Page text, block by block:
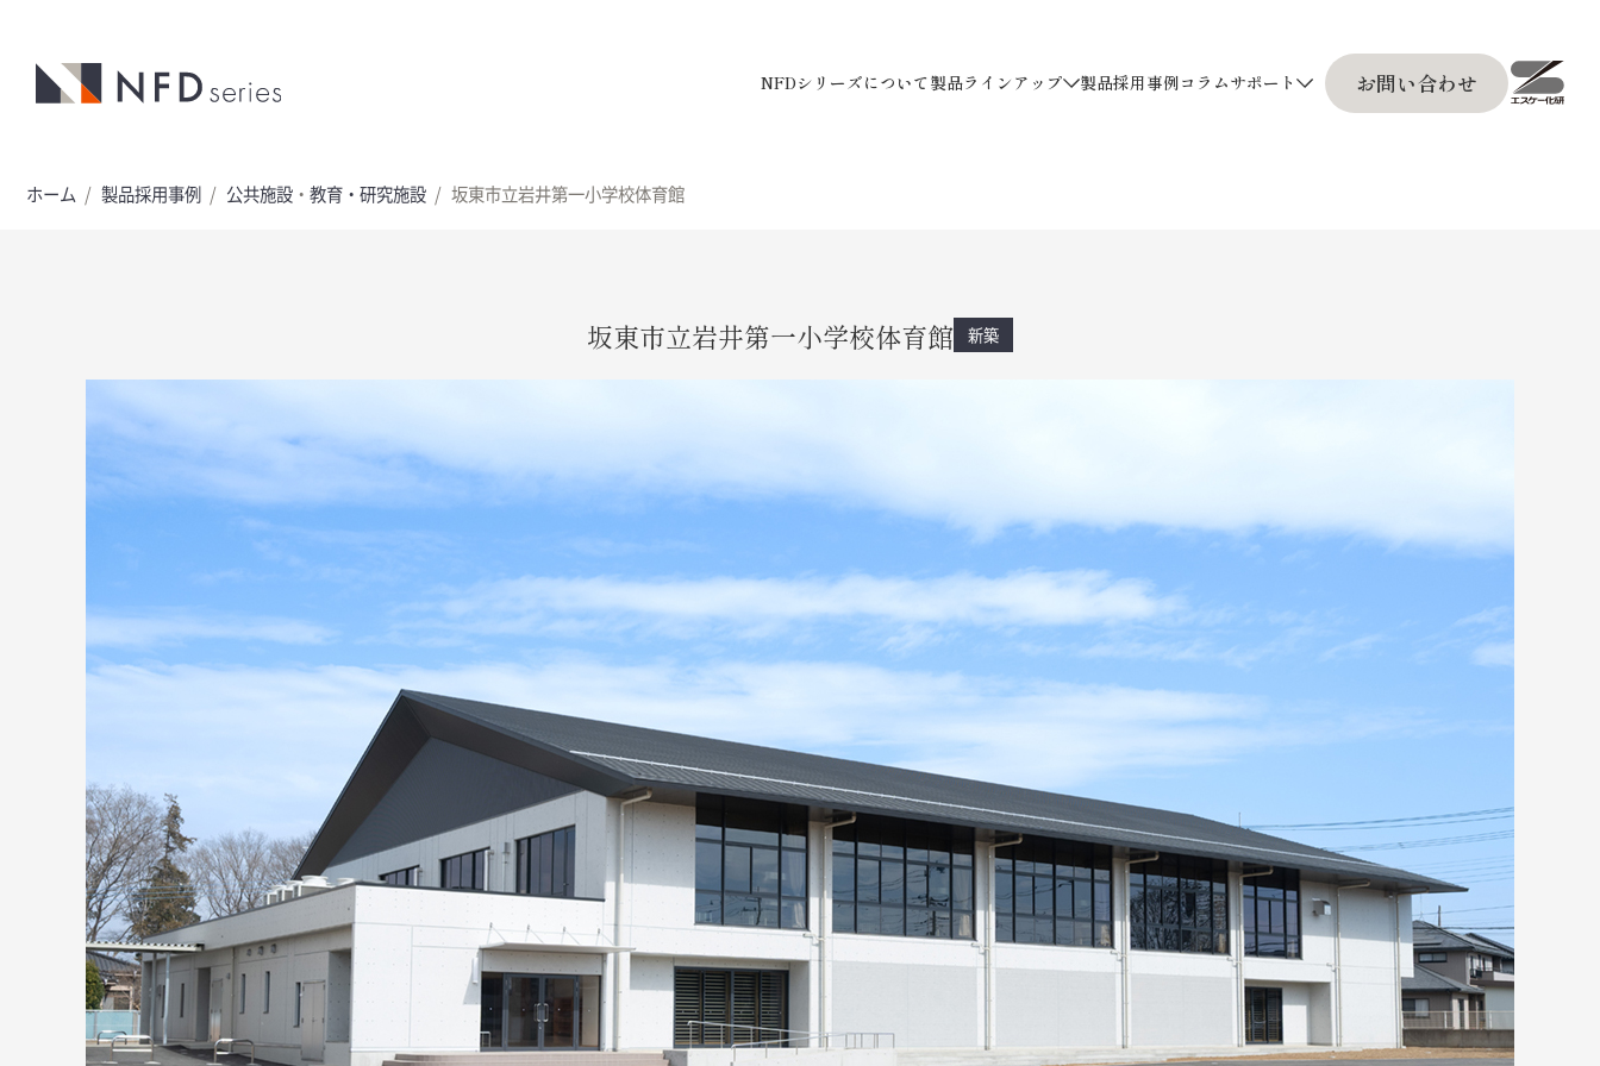
NFDシリーズについて製品ラインアップ 製品採用事例コラムサポート お問い合わせ
ホーム 製品採用事例 公共施設 ・ 教育・研究施設 坂東市立岩井第一小学校体育館
坂東市立岩井第一小学校体育館 新築